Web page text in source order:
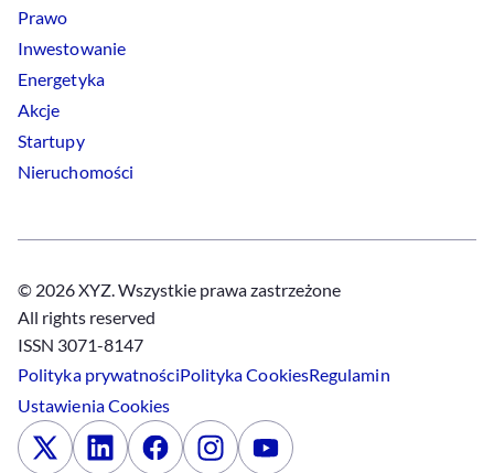
Prawo
Inwestowanie
Energetyka
Akcje
Startupy
Nieruchomości
© 2026 XYZ. Wszystkie prawa zastrzeżone
All rights reserved
ISSN 3071-8147
Polityka prywatnościPolitykaCookiesRegulamin
UstawieniaCookies
x LinkedinFacebookInstagramYoutube